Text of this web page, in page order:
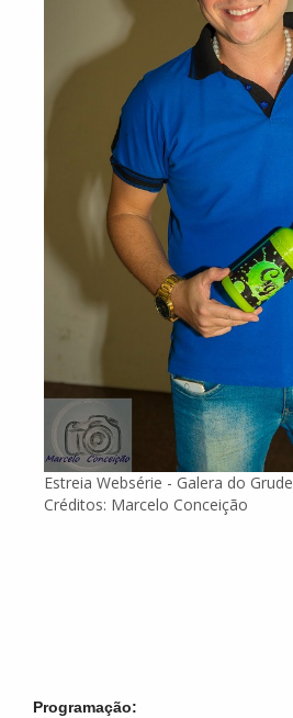
Estreia Websérie - Galera do Grude
Créditos: Marcelo Conceição
Programação: